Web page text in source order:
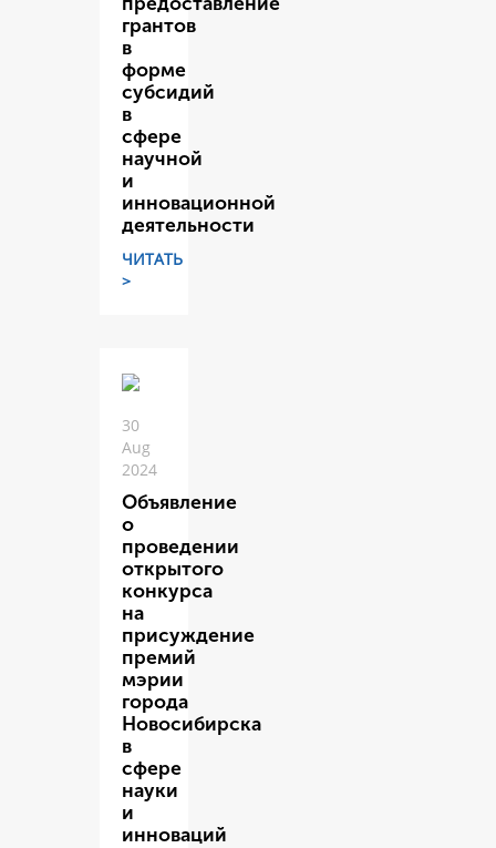
грантов
в
форме
субсидий
в
сфере
научной
и
инновационной
деятельности
ЧИТАТЬ
>
30
Aug
2024
Объявление
о
проведении
открытого
конкурса
на
присуждение
премий
мэрии
города
Новосибирска
в
сфере
науки
и
инноваций